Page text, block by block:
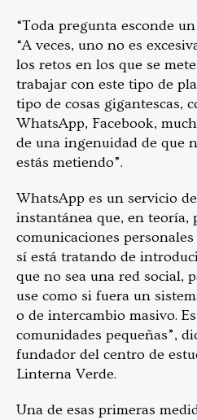
“Toda pregunta esconde
“A veces, uno no es
los retos en los que se
trabajar con este tipo de
tipo de cosas gigantescas,
WhatsApp, Facebook,
de una ingenuidad de que
estás metiendo”.
WhatsApp es un servicio
instantánea que, en teoría,
comunicaciones
sí está tratando de
que no sea una red social,
use como si fuera un
o de intercambio masivo.
comunidades pequeñas”,
fundador del centro de
Linterna Verde.
Una de esas primeras